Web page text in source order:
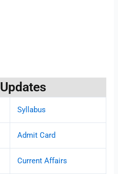
Syllabus
Admit Card
Current Affairs